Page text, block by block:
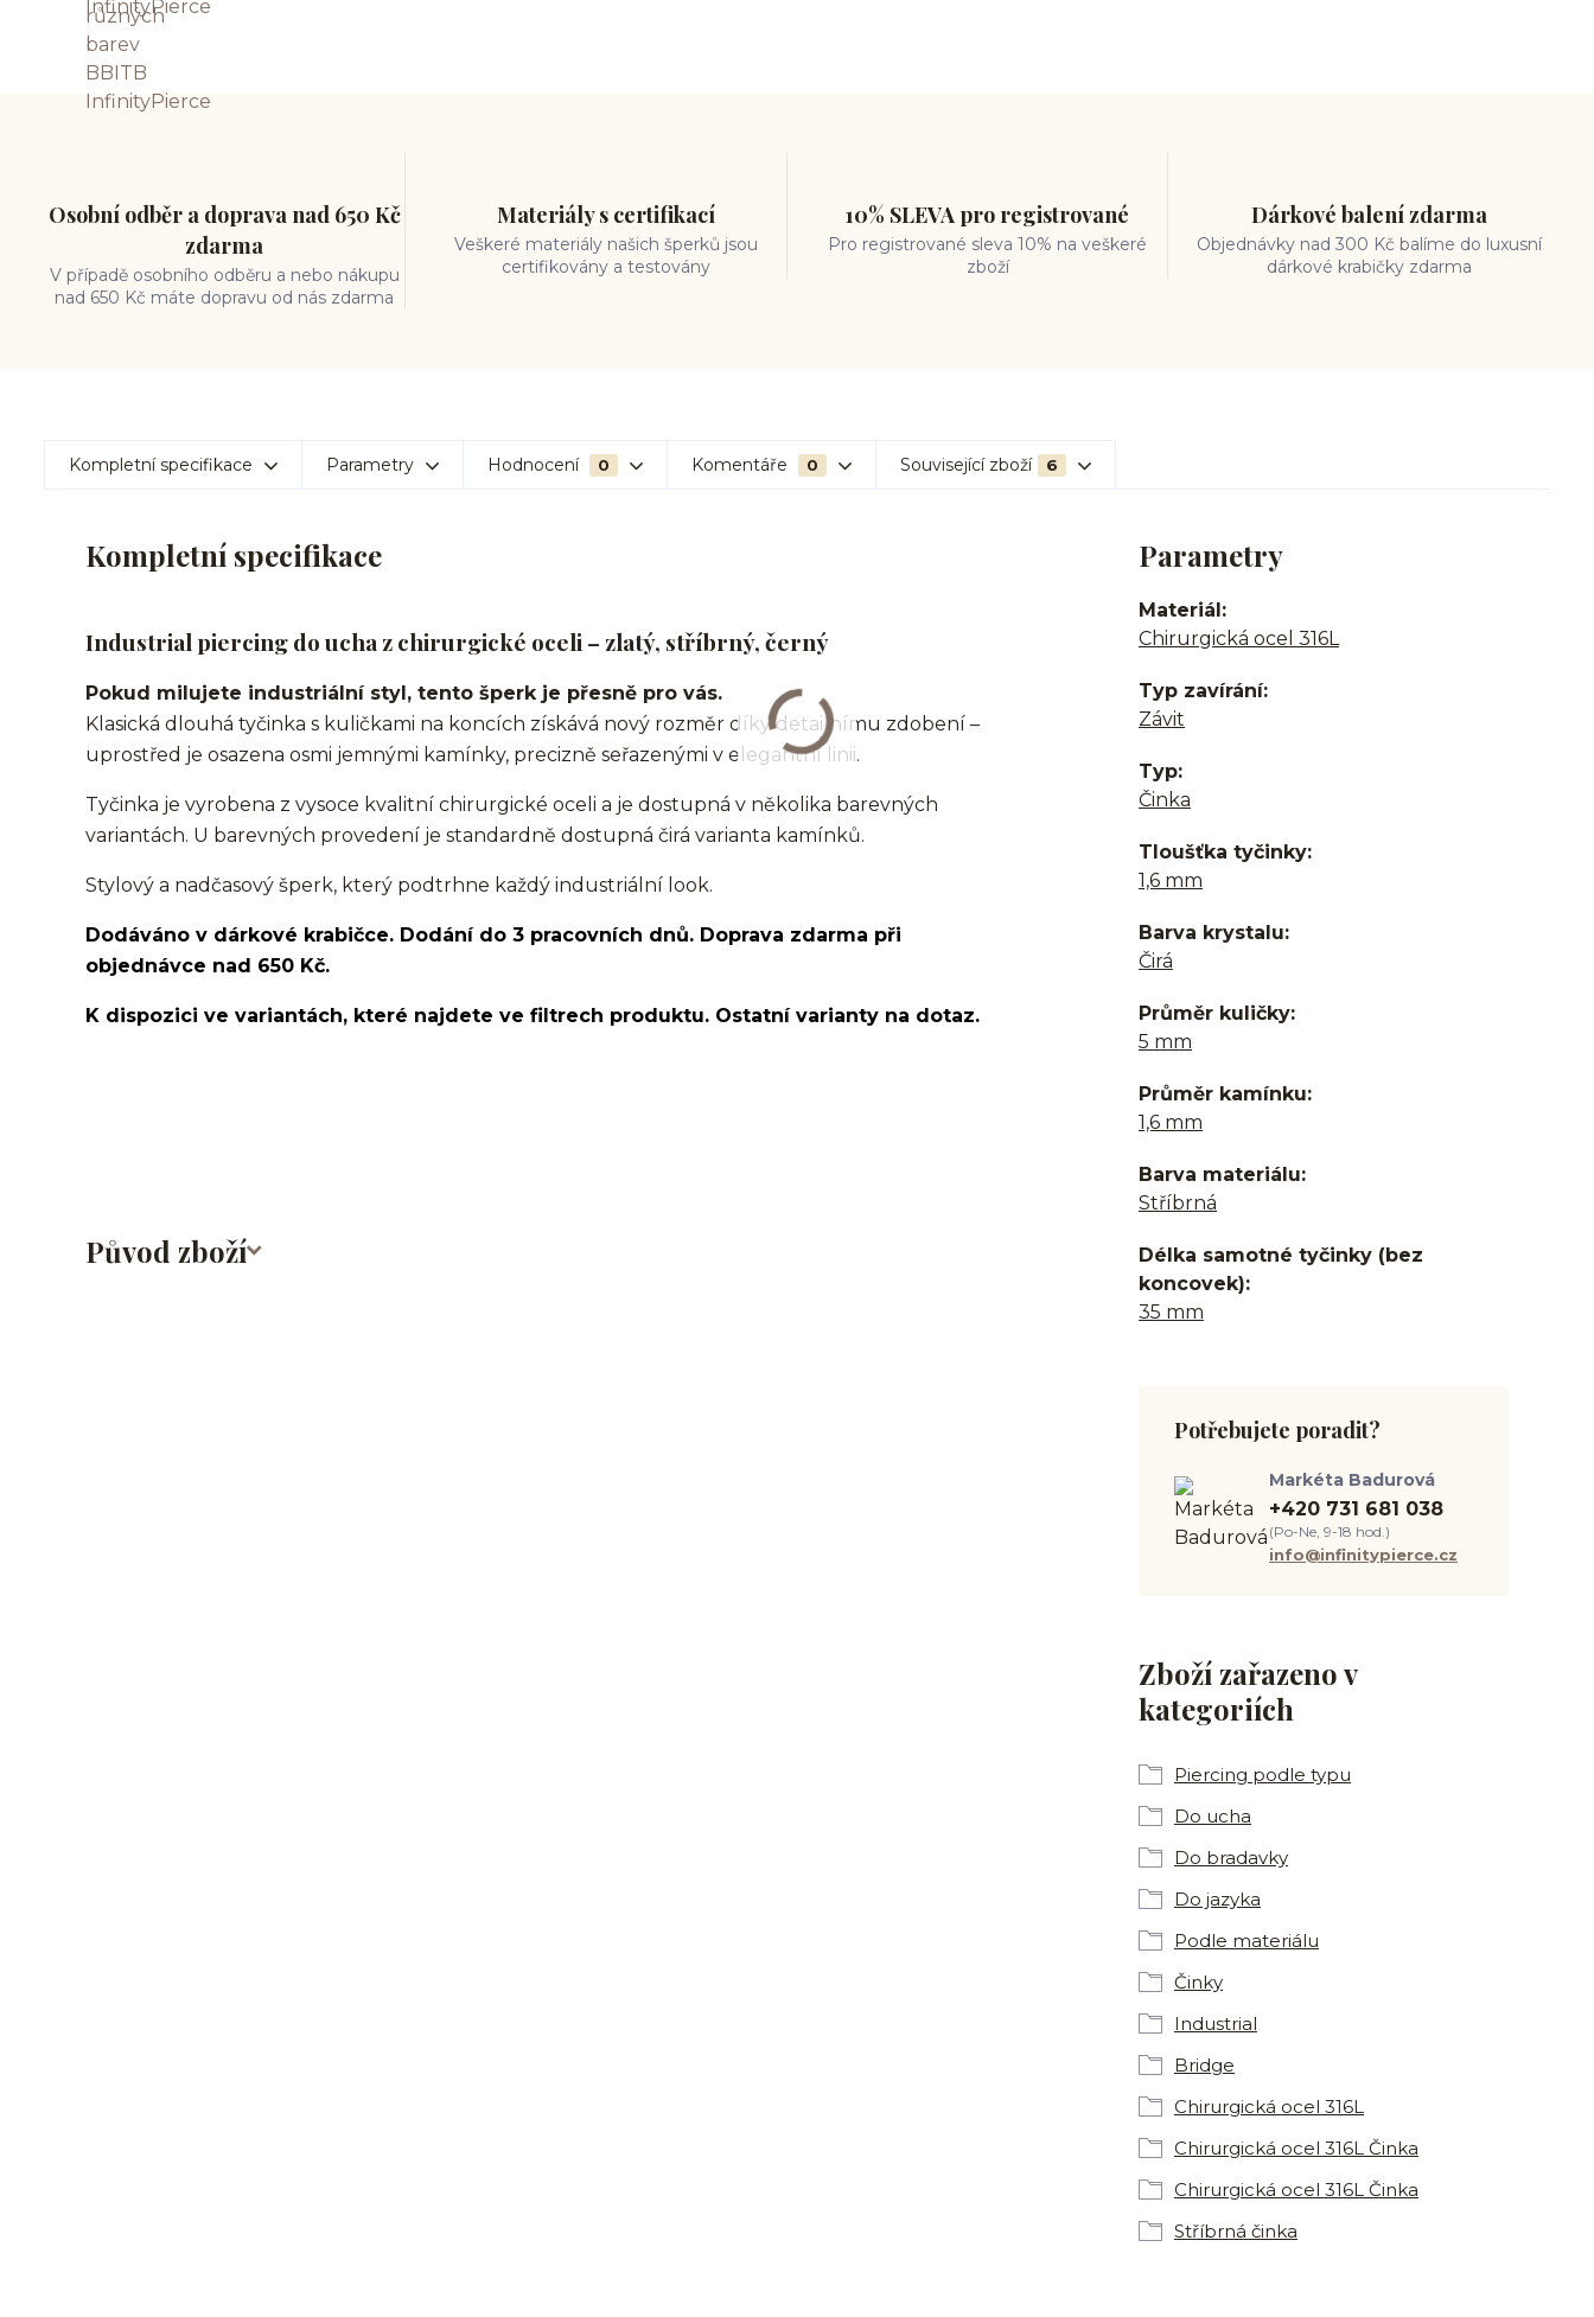
Osobní odběr a doprava nad 650 Kč
zdarma
V případě osobního odběru a nebo nákupu
nad 650 Kč máte dopravu od nás zdarma
Materiály s certifikací
Veškeré materiály našich šperků jsou
certifikovány a testovány
10% SLEVA pro registrované
Pro registrované sleva 10% na veškeré
zboží
Dárkové balení zdarma
Objednávky nad 300 Kč balíme do luxusní
dárkové krabičky zdarma
Kompletní specifikace Parametry Hodnocení 0 Komentáře 0 Související zboží 6
Kompletní specifikace
Industrial piercing do ucha z chirurgické oceli – zlatý, stříbrný, černý
Pokud milujete industriální styl, tento šperk je přesně pro vás.
Klasická dlouhá tyčinka s kuličkami na koncích získává nový rozměr díky detailnímu zdobení –
uprostřed je osazena osmi jemnými kamínky, precizně seřazenými v elegantní linii.
Tyčinka je vyrobena z vysoce kvalitní chirurgické oceli a je dostupná v několika barevných
variantách. U barevných provedení je standardně dostupná čirá varianta kamínků.
Stylový a nadčasový šperk, který podtrhne každý industriální look.
Dodáváno v dárkové krabičce. Dodání do 3 pracovních dnů. Doprava zdarma při
objednávce nad 650 Kč.
K dispozici ve variantách, které najdete ve filtrech produktu. Ostatní varianty na dotaz.
Původ zboží
Parametry
Materiál
Chirurgická ocel 316L
Typ zavírání
Závit
Typ
Činka
Tloušťka tyčinky
1,6 mm
Barva krystalu
Čirá
Průměr kuličky
5 mm
Průměr kamínku
1,6 mm
Barva materiálu
Stříbrná
Délka samotné tyčinky (bez
koncovek)
35 mm
Zboží zařazeno v
kategoriích
Piercing podle typu
Do ucha
Do bradavky
Do jazyka
Podle materiálu
Činky
Industrial
Bridge
Chirurgická ocel 316L
Chirurgická ocel 316L Činka
Chirurgická ocel 316L Činka
Stříbrná činka
Potřebujete poradit?
Markéta Badurová
+420 731 681 038
(Po-Ne, 9-18 hod.)
info@infinitypierce.cz